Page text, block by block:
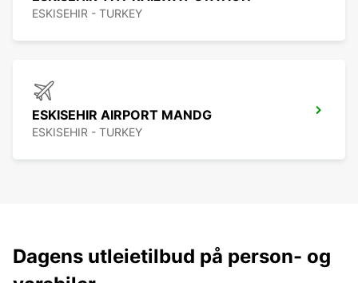
ESKISEHIR - TURKEY
ESKISEHIR AIRPORT MANDG
ESKISEHIR - TURKEY
Dagens utleietilbud på person- og